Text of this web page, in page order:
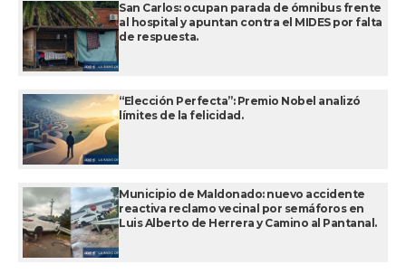
San Carlos: ocupan parada de ómnibus frente
al hospital y apuntan contra el MIDES por falta
de respuesta.
“Elección Perfecta”: Premio Nobel analizó
límites de la felicidad.
Municipio de Maldonado: nuevo accidente
reactiva reclamo vecinal por semáforos en
Luis Alberto de Herrera y Camino al Pantanal.